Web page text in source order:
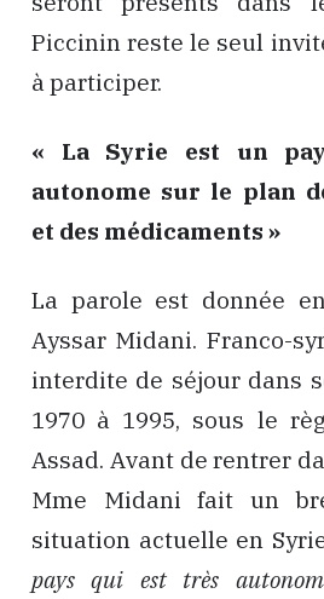
Piccinin reste le seul
à participer.
« La Syrie est un
autonome sur le plan
et des médicaments »
La parole est donnée
Ayssar Midani. Franco-
interdite de séjour dans
1970 à 1995, sous le
Assad. Avant de rentrer
Mme Midani fait un
situation actuelle en
pays qui est très